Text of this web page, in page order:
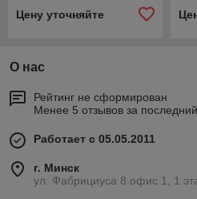
Цену уточняйте
О нас
Рейтинг не сформирован
Менее 5 отзывов за
Работает с 05.05.2011
г. Минск
ул. Фабрициуса 8 офис 1, 1